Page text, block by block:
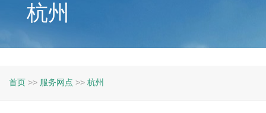
杭州
首页 >> 服务网点 >> 杭州